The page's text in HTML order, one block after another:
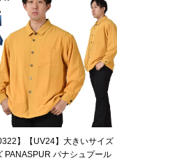
】【UV24】大きいサイズ
PANASPUR パナシュプール